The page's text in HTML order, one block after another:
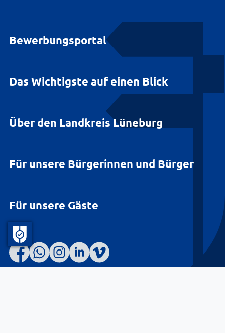
Bewerbungsportal
Das Wichtigste auf einen Blick
Über den Landkreis Lüneburg
Für unsere Bürgerinnen und Bürger
Für unsere Gäste